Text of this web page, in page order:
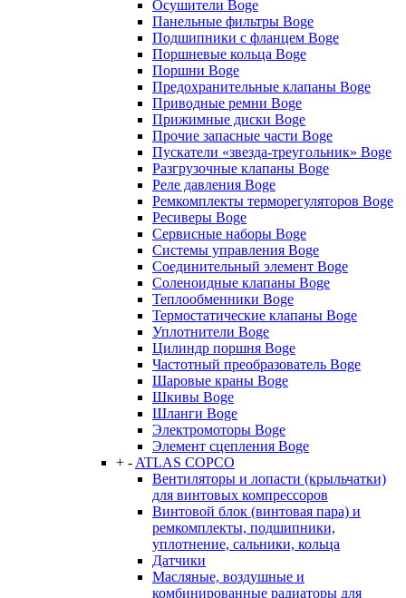
Осушители Boge
Панельные фильтры Boge
Подшипники с фланцем Boge
Поршневые кольца Boge
Поршни Boge
Предохранительные клапаны Boge
Приводные ремни Boge
Прижимные диски Boge
Прочие запасные части Boge
Пускатели «звезда-треугольник» Boge
Разгрузочные клапаны Boge
Реле давления Boge
Ремкомплекты терморегуляторов Boge
Ресиверы Boge
Сервисные наборы Boge
Системы управления Boge
Соединительный элемент Boge
Соленоидные клапаны Boge
Теплообменники Boge
Термостатические клапаны Boge
Уплотнители Boge
Цилиндр поршня Boge
Частотный преобразователь Boge
Шаровые краны Boge
Шкивы Boge
Шланги Boge
Электромоторы Boge
Элемент сцепления Boge
+ - ATLAS COPCO
Вентиляторы и лопасти (крыльчатки)
для винтовых компрессоров
Винтовой блок (винтовая пара) и
ремкомплекты, подшипники,
уплотнение, сальники, кольца
Датчики
Масляные, воздушные и
комбинированные радиаторы для